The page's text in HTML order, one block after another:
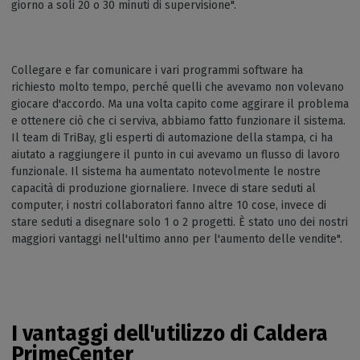
giorno a soli 20 o 30 minuti di supervisione".
Collegare e far comunicare i vari programmi software ha
richiesto molto tempo, perché quelli che avevamo non volevano
giocare d'accordo. Ma una volta capito come aggirare il problema
e ottenere ciò che ci serviva, abbiamo fatto funzionare il sistema.
Il team di TriBay, gli esperti di automazione della stampa, ci ha
aiutato a raggiungere il punto in cui avevamo un flusso di lavoro
funzionale. Il sistema ha aumentato notevolmente le nostre
capacità di produzione giornaliere. Invece di stare seduti al
computer, i nostri collaboratori fanno altre 10 cose, invece di
stare seduti a disegnare solo 1 o 2 progetti. È stato uno dei nostri
maggiori vantaggi nell'ultimo anno per l'aumento delle vendite".
I vantaggi dell'utilizzo di Caldera
PrimeCenter